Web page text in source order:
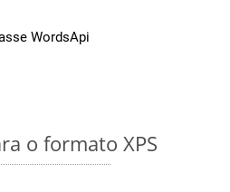
WordsApi
o formato XPS